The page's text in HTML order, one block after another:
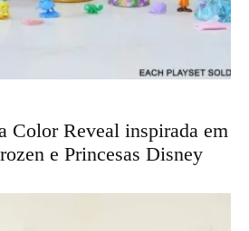
Color Reveal inspirada em
e Princesas Disney